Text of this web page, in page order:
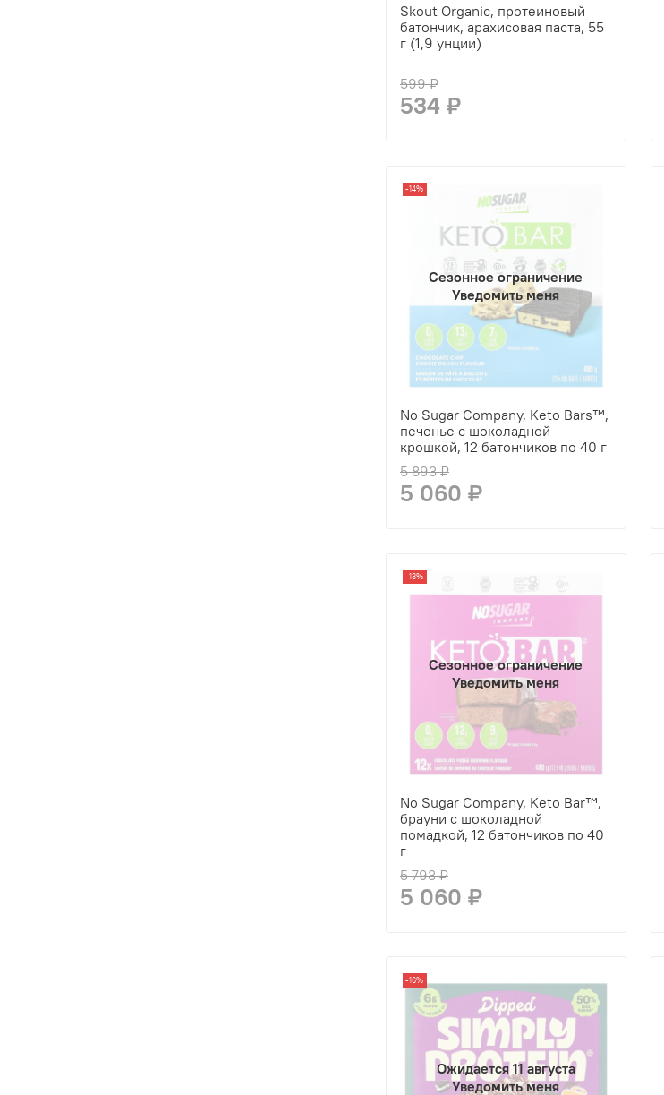
Skout Organic, протеиновый
батончик, арахисовая паста, 55
г (1,9 унции)
599 ₽
534 ₽
Сезонное ограничение
Уведомить меня
-14%
No Sugar Company, Keto Bars™,
печенье с шоколадной
крошкой, 12 батончиков по 40 г
5 893 ₽
5 060 ₽
Сезонное ограничение
Уведомить меня
-13%
No Sugar Company, Keto Bar™,
брауни с шоколадной
помадкой, 12 батончиков по 40
г
5 793 ₽
5 060 ₽
Ожидается 11 августа
Уведомить меня
-16%